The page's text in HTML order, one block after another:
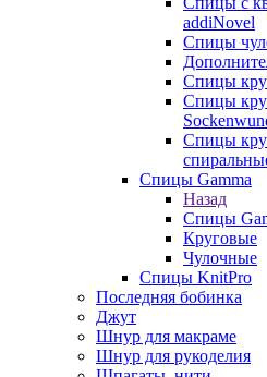
addiNovel
Спицы
Спицы
Спицы
Спицы
Спицы Gamma
Назад
Спицы
Круговые
Чулочные
Спицы KnitPro
Последняя бобинка
Джут
Шнур для макраме
Шнур для рукоделия